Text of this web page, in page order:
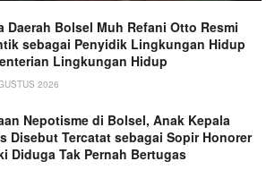
Daerah Bolsel Muh Refani Otto Resmi
sebagai Penyidik Lingkungan Hidup
Lingkungan Hidup
2026
Nepotisme di Bolsel, Anak Kepala
Disebut Tercatat sebagai Sopir Honorer
Diduga Tak Pernah Bertugas